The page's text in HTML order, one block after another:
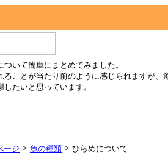
ついて簡単にまとめてみました。
ることが当たり前のように感じられますが
たいと思っています。
ージ > 魚の種類 > ひらめについて